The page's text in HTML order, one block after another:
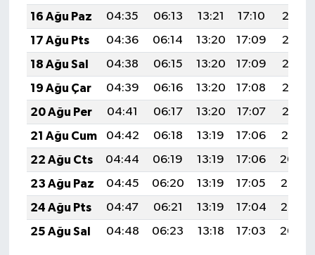
16 Ağu Paz
04:35 06:13 13:21 17:10
20:18
17 Ağu Pts
04:36 06:14 13:20 17:09
20:16
18 Ağu Sal
04:38 06:15 13:20 17:09
20:15
19 Ağu Çar
04:39 06:16 13:20 17:08
20:13
20 Ağu Per
04:41 06:17 13:20 17:07
20:12
21 Ağu Cum
04:42 06:18 13:19 17:06
20:10
22 Ağu Cts
04:44 06:19 13:19 17:06
20:09
23 Ağu Paz
04:45 06:20 13:19 17:05
20:07
24 Ağu Pts
04:47 06:21 13:19 17:04
20:06
25 Ağu Sal
04:48 06:23 13:18 17:03 20:04